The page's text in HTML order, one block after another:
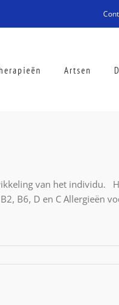
Artsen
van het individu.
B6, D en C Allergieën